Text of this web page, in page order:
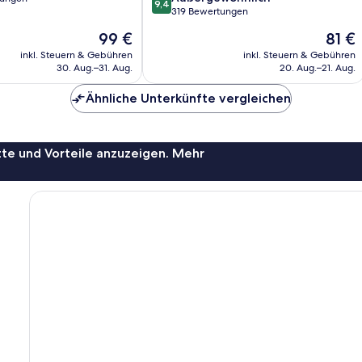
Der
Preis
beträgt
99 €
inkl. Steuern & Gebühren
30. Aug.–31. Aug.
von
9,4
319 Bewertungen
Der
Preis
beträgt
81 €
inkl. Steuern & Gebühren
20. Aug.–21. Aug.
Ähnliche Unterkünfte vergleichen
und Vorteile anzuzeigen. Mehr